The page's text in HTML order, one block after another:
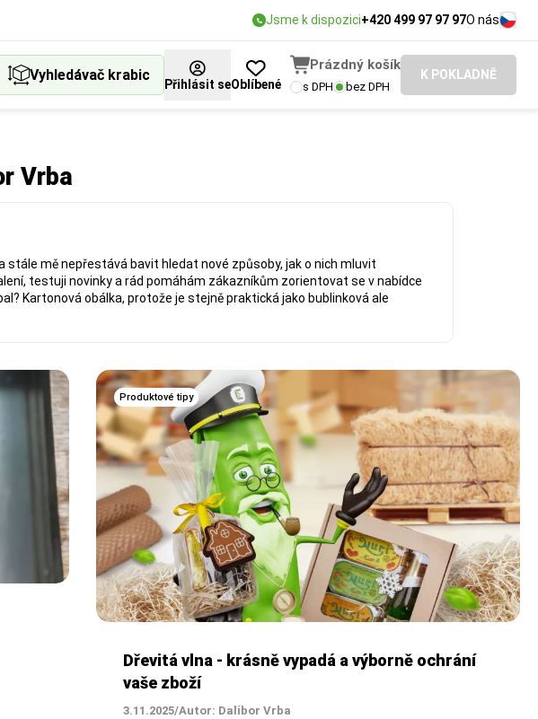
Jsme k dispozici+420 499 97 97 97O nás
Vyhledávač krabic
Přihlásit seOblíbené
Prázdný košík
s DPH bez DPH
K POKLADNĚ
Vrba
stále mě nepřestává bavit hledat nové způsoby, jak o nich mluvit
testuji novinky a rád pomáhám zákazníkům zorientovat se v nabídce
Kartonová obálka, protože je stejně praktická jako bublinková ale
Produktové tipy
Dřevitá vlna - krásně vypadá a výborně ochrání
vaše zboží
3.11.2025/Autor: Dalibor Vrba